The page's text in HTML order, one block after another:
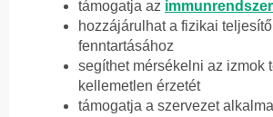
támogatja az immunrendszer
hozzájárulhat a fizikai
fenntartásához
segíthet mérsékelni az izmok
kellemetlen érzetét
támogatja a szervezet